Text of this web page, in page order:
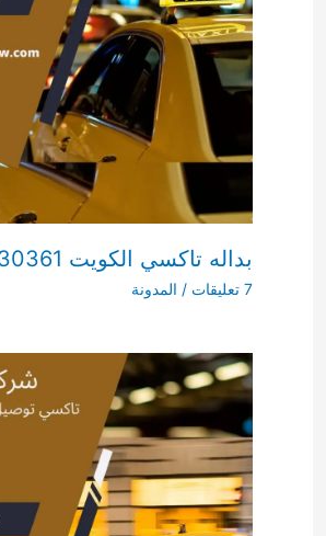
بداله تاكسي الكويت 65930361
7 تعليقات / المدونة